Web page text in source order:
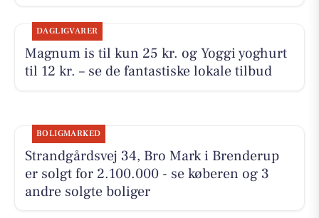
DAGLIGVARER
Magnum is til kun 25 kr. og Yoggi yoghurt
til 12 kr. – se de fantastiske lokale tilbud
BOLIGMARKED
Strandgårdsvej 34, Bro Mark i Brenderup
er solgt for 2.100.000 - se køberen og 3
andre solgte boliger